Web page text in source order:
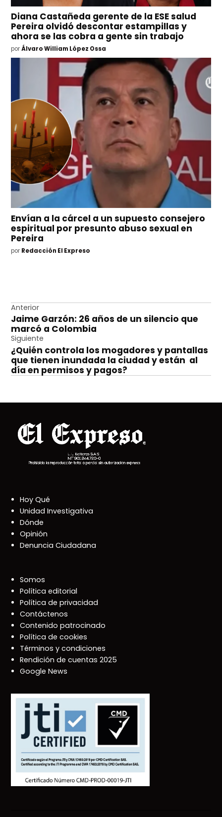
Diana Castañeda gerente de la ESE salud
Pereira olvidó descontar estampillas y
ahora se las cobra a gente sin trabajo
por Álvaro William López Ossa
Envían a la cárcel a un supuesto consejero
espiritual por presunto abuso sexual en
Pereira
por Redacción El Expreso
Navegación
de
entradas
Anterior
Jaime Garzón: 26 años de un silencio que
marcó a Colombia
Siguiente
¿Quién controla los mogadores y pantallas
que tienen inundada la ciudad y están al
día en permisos y pagos?
Hoy Qué
Unidad Investigativa
Dónde
Opinión
Denuncia Ciudadana
Somos
Política editorial
Política de privacidad
Contáctenos
Contenido patrocinado
Política de cookies
Términos y condiciones
Rendición de cuentas 2025
Google News